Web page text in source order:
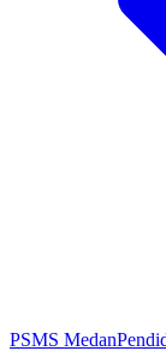
PSMS Medan